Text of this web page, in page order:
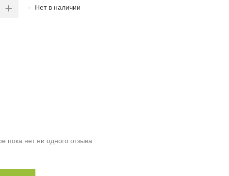
Нет в наличии
пока нет ни одного отзыва